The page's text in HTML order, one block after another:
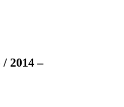
2014 –